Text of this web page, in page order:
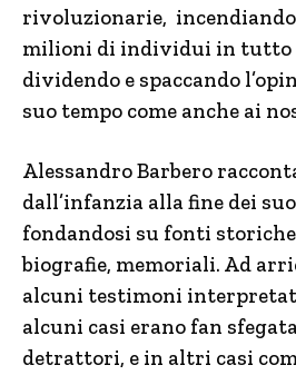
rivoluzionarie,
milioni di individui in tutto
dividendo e spaccando
suo tempo come anche ai
Alessandro Barbero
dall’infanzia alla fine dei
fondandosi su fonti
biografie, memoriali. Ad
alcuni testimoni
alcuni casi erano fan
detrattori, e in altri casi